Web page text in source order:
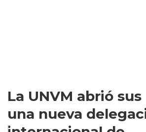
La UNVM abrió
una nueva